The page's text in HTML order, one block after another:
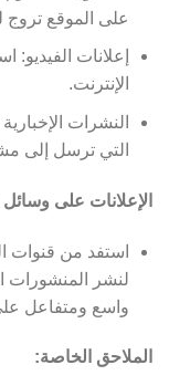
على الموقع تروج
إعلانات
الإنترنت.
النشرات
التي ترسل إلى
الإعلانات على
استفد من قنوات
لنشر المنشورات
واسع ومتفاعل
الملاحق الخاصة: